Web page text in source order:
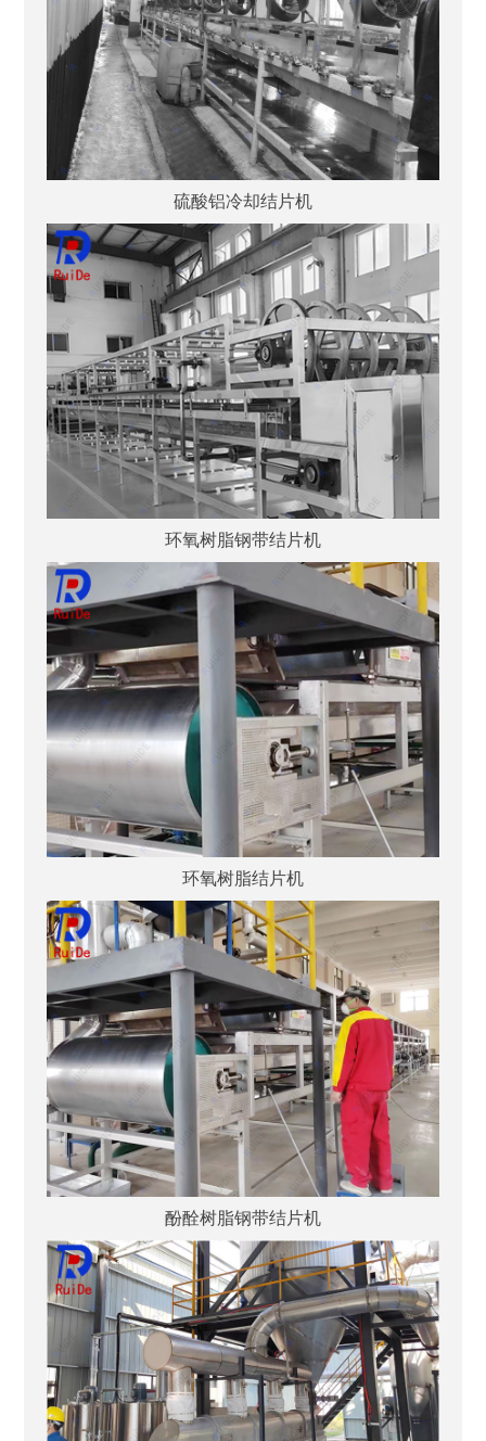
硫酸铝冷却结片机
环氧树脂钢带结片机
环氧树脂结片机
酚酫树脂钢带结片机